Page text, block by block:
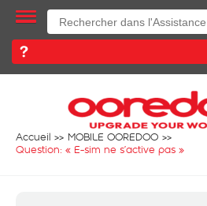
Accueil
MOBILE OOREDOO
Question: « E-sim ne s’active pas »